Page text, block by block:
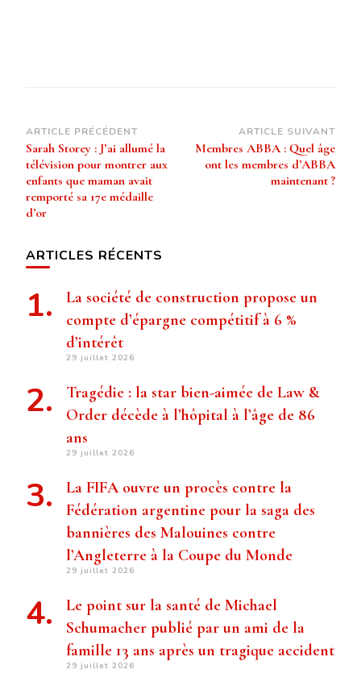
Navigation
d’article
ARTICLE PRÉCÉDENT
Sarah Storey : J’ai allumé la
télévision pour montrer aux
enfants que maman avait
remporté sa 17e médaille
d’or
ARTICLE SUIVANT
Membres ABBA : Quel âge
ont les membres d’ABBA
maintenant ?
ARTICLES RÉCENTS
La société de construction propose un
compte d’épargne compétitif à 6 %
d’intérêt
29 juillet 2026
Tragédie : la star bien-aimée de Law &
Order décède à l’hôpital à l’âge de 86
ans
29 juillet 2026
La FIFA ouvre un procès contre la
Fédération argentine pour la saga des
bannières des Malouines contre
l’Angleterre à la Coupe du Monde
29 juillet 2026
Le point sur la santé de Michael
Schumacher publié par un ami de la
famille 13 ans après un tragique accident
29 juillet 2026